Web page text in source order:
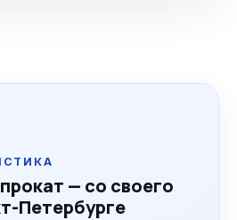
— со своего
Петербурге